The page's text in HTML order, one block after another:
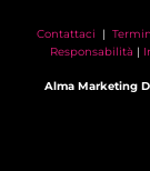
Contattaci |
Responsabilità |
Alma Marketing